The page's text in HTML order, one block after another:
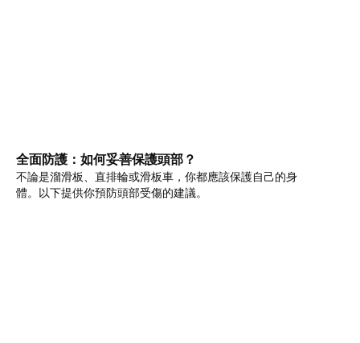
全面防護：如何妥善保護頭部？
不論是溜滑板、直排輪或滑板車，你都應該保護自己的身
體。以下提供你預防頭部受傷的建議。